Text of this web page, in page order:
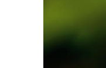
серых тонах